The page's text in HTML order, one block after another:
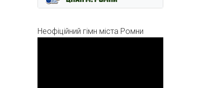
Неофіційний гімн міста Ромни